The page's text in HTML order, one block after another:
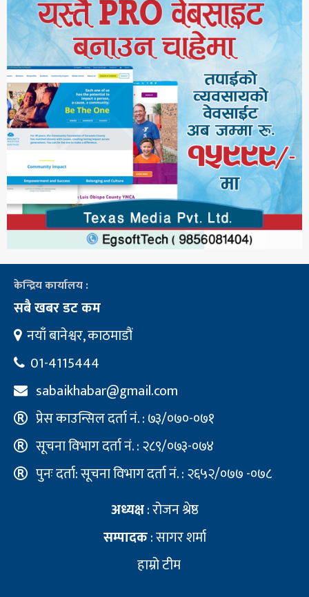
केन्द्रिय कार्यालय :
सबै खबर डट कम
नयाँ बानेश्वर, काठमाडौं
01-4115444
sabaikhabar@gmail.com
प्रेस काउन्सिल दर्ता नं. : ७३/०७०-०७१
सूचना विभाग दर्ता नं. : २८९/०७३-०७४
पुनः दर्ता: सूचना विभाग दर्ता नं. : २६५२/०७७ -०७८
अध्यक्ष: रोजन श्रेष्ठ
सम्पादक: सागर शर्मा
हाम्रो टीम